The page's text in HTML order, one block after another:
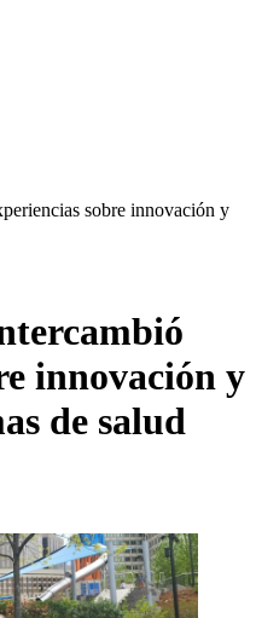
sobre innovación y
innovación y
de salud